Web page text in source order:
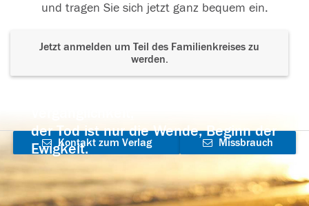
und tragen Sie sich jetzt ganz bequem ein.
Jetzt anmelden um Teil des Familienkreises zu
werden.
der Tod ist nur die Wende, Beginn der
Ewigkeit.
Kontakt zum Verlag
aufnehmen
Missbrauch